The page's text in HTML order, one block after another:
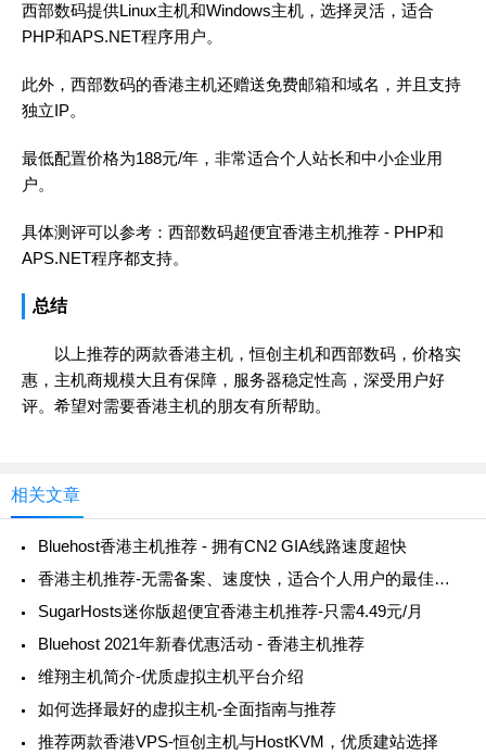
西部数码提供Linux主机和Windows主机，选择灵活，适合
PHP和APS.NET程序用户。
此外，西部数码的香港主机还赠送免费邮箱和域名，并且支持
独立IP。
最低配置价格为188元/年，非常适合个人站长和中小企业用
户。
具体测评可以参考： 西部数码超便宜香港主机推荐 - PHP和
APS.NET程序都支持。
总结
以上推荐的两款香港主机，恒创主机和西部数码，价格实
惠，主机商规模大且有保障，服务器稳定性高，深受用户好
评。希望对需要香港主机的朋友有所帮助。
相关文章
Bluehost香港主机推荐 - 拥有CN2 GIA线路速度超快
香港主机推荐-无需备案、速度快，适合个人用户的最佳选择
SugarHosts迷你版超便宜香港主机推荐-只需4.49元/月
Bluehost 2021年新春优惠活动 - 香港主机推荐
维翔主机简介-优质虚拟主机平台介绍
如何选择最好的虚拟主机-全面指南与推荐
推荐两款香港VPS-恒创主机与HostKVM，优质建站选择